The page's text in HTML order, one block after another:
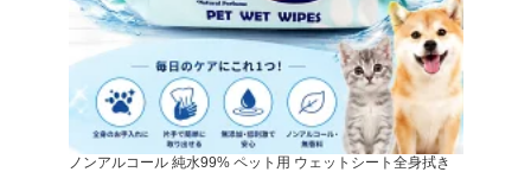
ノンアルコール 純水99% ペット用 ウェットシート全身拭き